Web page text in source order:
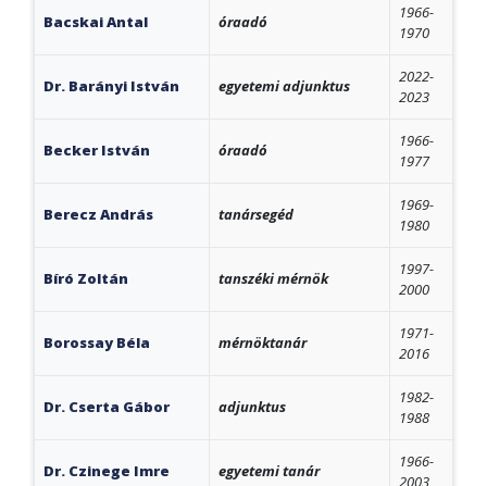
Bacskai Antal óraadó
1966-
1970
Dr. Barányi István egyetemi adjunktus
2022-
2023
Becker István óraadó
1966-
1977
Berecz András tanársegéd
1969-
1980
Bíró Zoltán tanszéki mérnök
1997-
2000
Borossay Béla mérnöktanár
1971-
2016
Dr. Cserta Gábor adjunktus
1982-
1988
Dr. Czinege Imre egyetemi tanár
1966-
2003